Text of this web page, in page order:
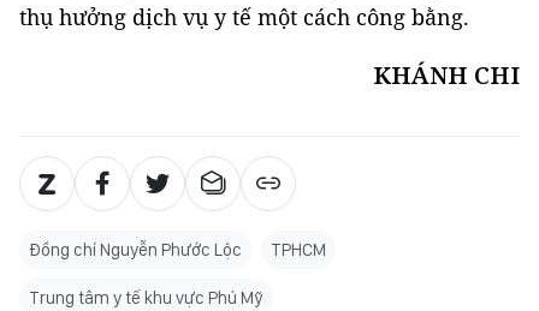
thụ hưởng dịch vụ y tế một cách công bằng.
KHÁNH CHI
Đồng chí Nguyễn Phước Lộc TPHCM
Trung tâm y tế khu vực Phú Mỹ